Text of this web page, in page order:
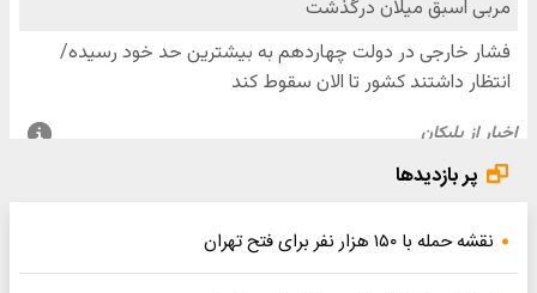
پر بازدیدها
نقشه حمله با ۱۵۰ هزار نفر برای فتح تهران